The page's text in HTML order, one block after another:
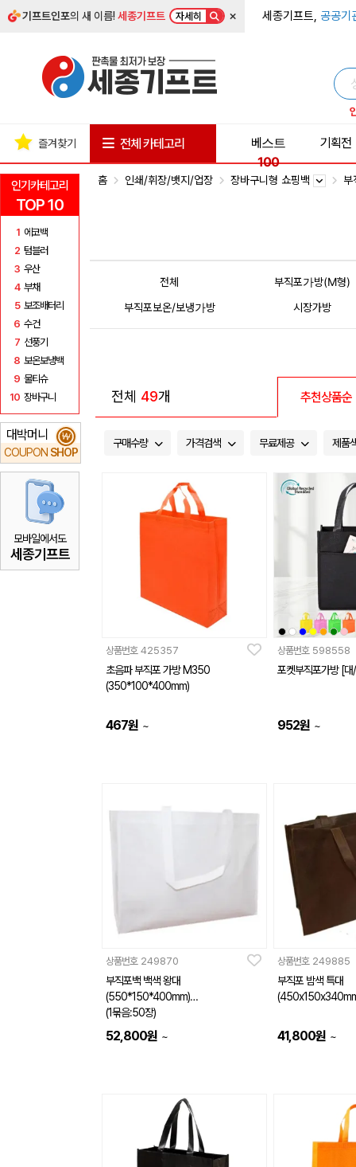
기프트인포의 새 이름!세종기프트 자세히 × 세종기프트, 공공기
인기카테고리
TOP 10
1 에코백
2 텀블러
3 우산
4 부채
5 보조배터리
6 수건
7 선풍기
8 보온보냉백
9 물티슈
10 장바구니
대박머니
COUPON SHOP
₩
모바일에서도
세종기프트
즐겨찾기 전체 카테고리
베스트
100
기획전
홈 인쇄/휘장/뱃지/업장 장바구니형 쇼핑백
전체
부직포가방(M형)
부직포보온/보냉가방
시장가방
전체 49개 추천상품순
구매수량 가격검색 무료제공 제품
상품번호 425357
초음파 부직포 가방 M350
(350*100*400mm)
467원 ~
상품번호 598558
포켓부직포가방 [
952원 ~
상품번호 249870
부직포백 백색 왕대
(550*150*400mm)
(1묶음:50장)
52,800원 ~
상품번호 249885
부직포 밤색 특대
41,800원 ~